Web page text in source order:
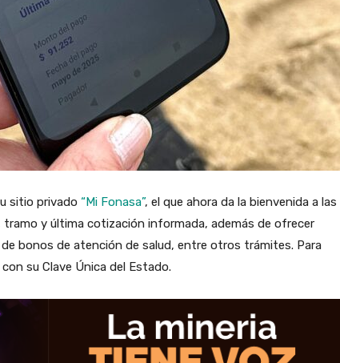
sitio privado “Mi Fonasa”, el que ahora da la bienvenida a las
y última cotización informada, además de ofrecer
bonos de atención de salud, entre otros trámites. Para
su Clave Única del Estado.